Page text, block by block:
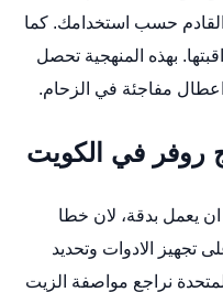
حسب استخدامك. كما
بهذه المنهجية تحصل
مفاجئة في الزحام.
روفر في الكويت
يعمل بدقة، لان خطا
تجهيز الادوات وتحديد
نراجع مواصفة الزيت